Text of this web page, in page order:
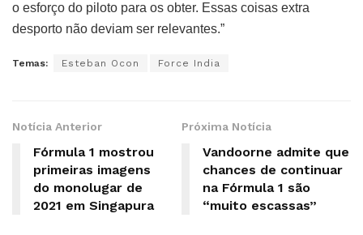
o esforço do piloto para os obter. Essas coisas extra
desporto não deviam ser relevantes.”
Temas: Esteban Ocon Force India
Notícia Anterior
Fórmula 1 mostrou
primeiras imagens
do monolugar de
2021 em Singapura
Próxima Notícia
Vandoorne admite que
chances de continuar
na Fórmula 1 são
“muito escassas”